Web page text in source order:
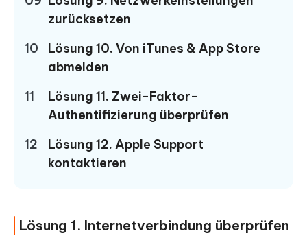
zurücksetzen
10
Lösung 10. Von iTunes & App Store
abmelden
11
Lösung 11. Zwei-Faktor-
Authentifizierung überprüfen
12
Lösung 12. Apple Support
kontaktieren
Lösung 1. Internetverbindung überprüfen